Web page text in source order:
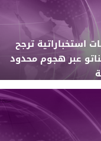
استخباراتية ترجح
عبر هجوم محدود